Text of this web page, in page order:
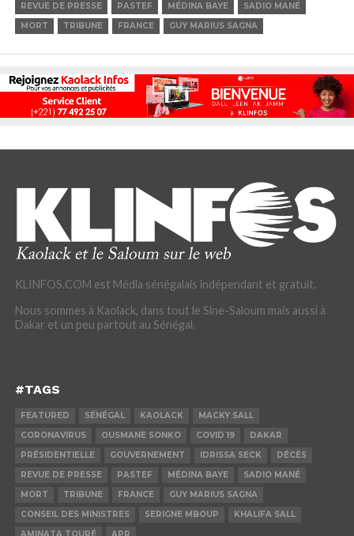
REVUE DE PRESSE
PASTEF MÉDINA BAYE
SADIO MANÉ
MORT
TRIBUNE FRANCE GUY MARIUS SAGNA
KLINFOS.COM est Média sénégalais indépendant et gratuit.
Nous sommes à Kaolack, dans tout le Sine-Saloum mais aussi à
Dakar et un peu partout au Sénégal.
#TAGS
FEATURED SÉNÉGAL KAOLACK
MACKY SALL
CORONAVIRUS
OUSMANE SONKO COVID 19
DAKAR
PRÉSIDENTIELLE
GOUVERNEMENT IDRISSA SECK
DÉCÈS
REVUE DE PRESSE
PASTEF MÉDINA BAYE
SADIO MANÉ
MORT
TRIBUNE FRANCE
GUY MARIUS SAGNA
CONSEIL DES MINISTRES
SERIGNE MBOUP
KHALIFA SALL